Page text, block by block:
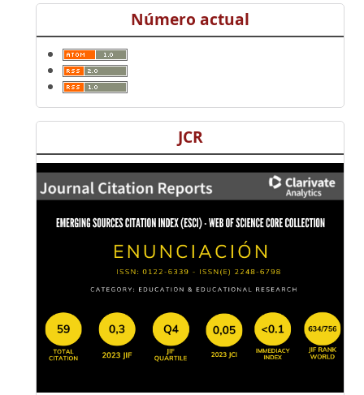
Número actual
JCR